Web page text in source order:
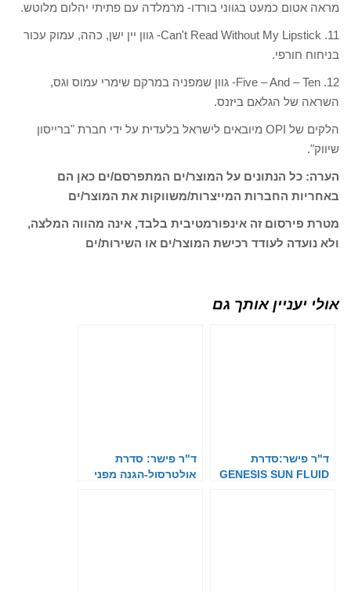
מראה אטום כמעט בגווני בורדו- מרמלדה עם פתיתי יהלום מלוטש.
11. Can't Read Without My Lipstick- גוון יין ישן, כהה, עמוק עכור
בניחוח חורפי.
12. Five – And – Ten- גוון שמפניה במרקם שימרי עמוס וגס,
השראה של הגלאם ביזנס.
הלקים של OPI מיובאים לישראל בלעדית על ידי חברת "ברייסון
שיווק".
הערה: כל הנתונים על המוצר/ים המתפרסם/ים כאן הם
באחריות החברות המייצרות/משווקות את המוצר/ים
מטרת פירסום זה אינפורמטיבית בלבד, אינה מהווה המלצה,
ולא נועדה לעודד רכישת המוצר/ים או השירות/ים
אולי יעניין אותך גם
ד"ר פישר:סדרת
GENESIS SUN FLUID
ד"ר פישר: סדרת
אולטרסול-הגנה מפני